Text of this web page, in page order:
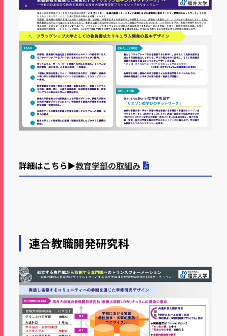
詳細はこちら▶教育学部の取組み
連合教職開発研究科